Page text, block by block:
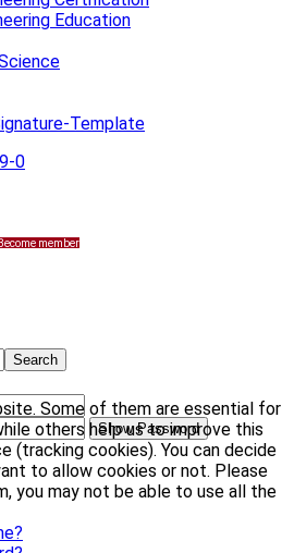
Education
Template
0
Become member
Some of them are essential for
others help us to improve this
(tracking cookies). You can decide
to allow cookies or not. Please
you may not be able to use all the
Search
Show Password